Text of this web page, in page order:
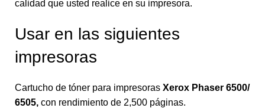
calidad que usted realice en su impresora.
Usar en las siguientes
impresoras
Cartucho de tóner para impresoras Xerox Phaser 6500/
6505, con rendimiento de 2,500 páginas.